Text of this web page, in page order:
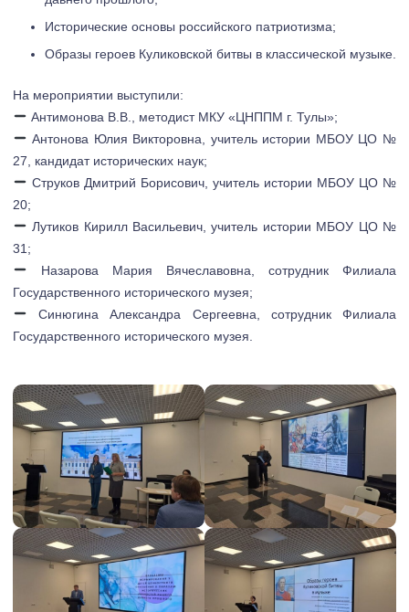
Исторические основы российского патриотизма;
Образы героев Куликовской битвы в классической музыке.
На мероприятии выступили:
Антимонова В.В., методист МКУ «ЦНППМ г. Тулы»;
Антонова Юлия Викторовна, учитель истории МБОУ ЦО №
27, кандидат исторических наук;
Струков Дмитрий Борисович, учитель истории МБОУ ЦО №
20;
Лутиков Кирилл Васильевич, учитель истории МБОУ ЦО №
31;
Назарова Мария Вячеславовна, сотрудник Филиала
Государственного исторического музея;
Синюгина Александра Сергеевна, сотрудник Филиала
Государственного исторического музея.